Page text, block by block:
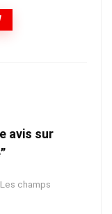
avis sur
Les champs